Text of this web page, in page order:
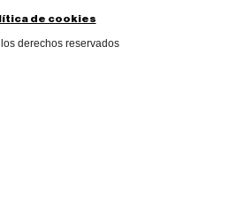
de cookies
derechos reservados